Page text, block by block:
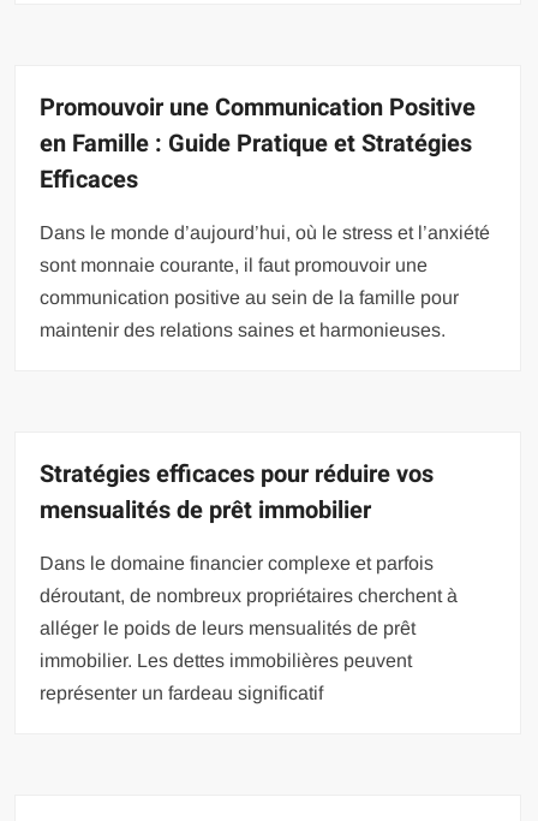
Promouvoir une Communication Positive
en Famille : Guide Pratique et Stratégies
Efficaces
Dans le monde d’aujourd’hui, où le stress et l’anxiété
sont monnaie courante, il faut promouvoir une
communication positive au sein de la famille pour
maintenir des relations saines et harmonieuses.
Stratégies efficaces pour réduire vos
mensualités de prêt immobilier
Dans le domaine financier complexe et parfois
déroutant, de nombreux propriétaires cherchent à
alléger le poids de leurs mensualités de prêt
immobilier. Les dettes immobilières peuvent
représenter un fardeau significatif